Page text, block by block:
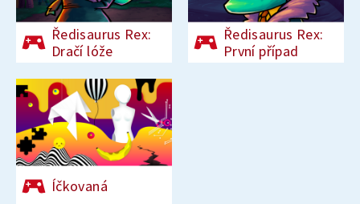
Ředisaurus Rex:
Dračí lóže
Ředisaurus Rex:
První případ
Íčkovaná